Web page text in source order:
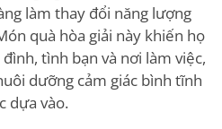
làm thay đổi năng lượng
quà hòa giải này khiến họ
tình bạn và nơi làm việc,
dưỡng cảm giác bình tĩnh
dựa vào.